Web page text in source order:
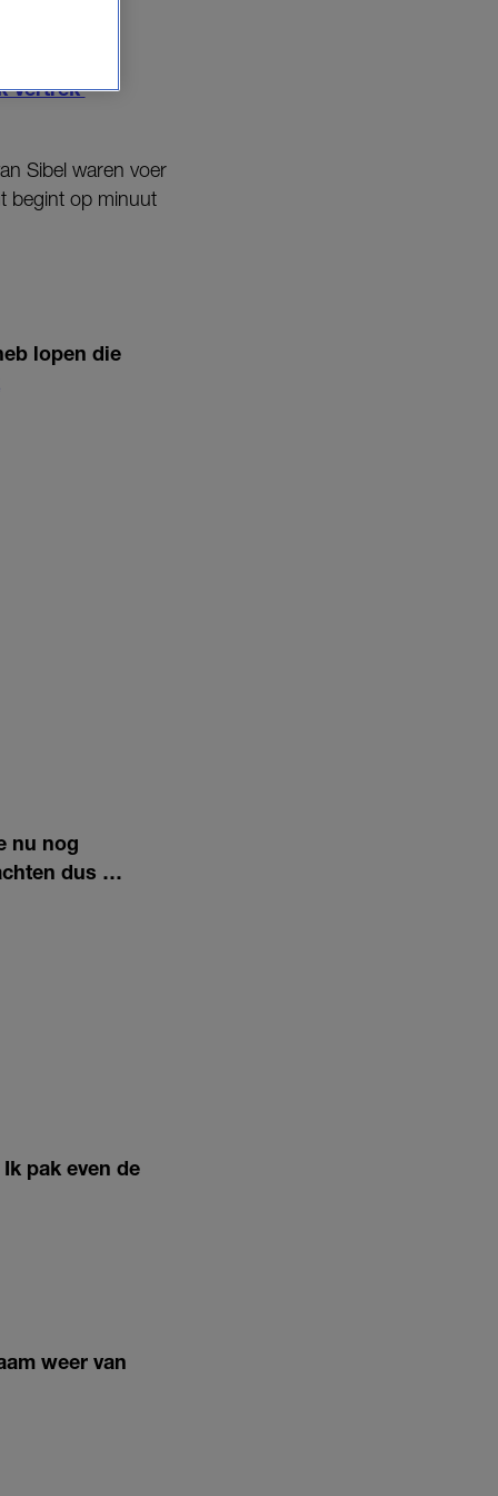
Vertrek’
Sibel waren voer
begint op minuut
lopen die
nu nog
dus …
pak even de
weer van